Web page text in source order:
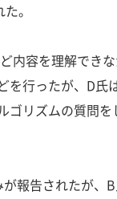
。
内容を理解でき
を行ったが、D氏
ゴリズムの質問
報告されたが、